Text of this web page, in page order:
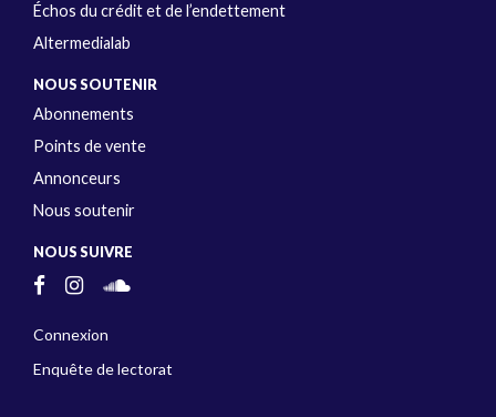
Échos du crédit et de l’endettement
Altermedialab
NOUS SOUTENIR
Abonnements
Points de vente
Annonceurs
Nous soutenir
NOUS SUIVRE
Connexion
Enquête de lectorat